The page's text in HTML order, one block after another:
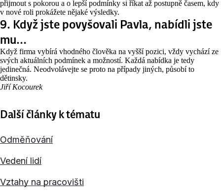
přijmout s pokorou a o lepší podmínky si říkat až postupně časem, kdy
v nové roli prokážete nějaké výsledky.
9. Když jste povyšovali Pavla, nabídli jste
mu…
Když firma vybírá vhodného člověka na vyšší pozici, vždy vychází ze
svých aktuálních podmínek a možností. Každá nabídka je tedy
jedinečná. Neodvolávejte se proto na případy jiných, působí to
dětinsky.
Jiří Kocourek
Další články k tématu
Odměňování
Vedení lidí
Vztahy na pracovišti